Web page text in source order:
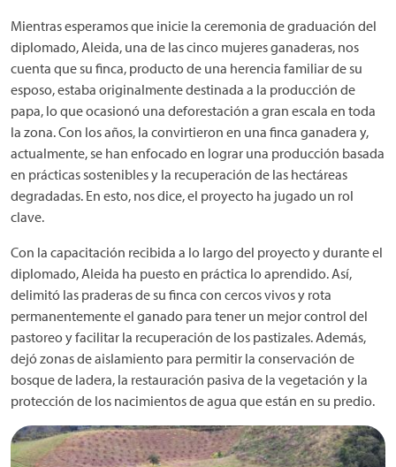
Mientras esperamos que inicie la ceremonia de graduación del
diplomado, Aleida, una de las cinco mujeres ganaderas, nos
cuenta que su finca, producto de una herencia familiar de su
esposo, estaba originalmente destinada a la producción de
papa, lo que ocasionó una deforestación a gran escala en toda
la zona. Con los años, la convirtieron en una finca ganadera y,
actualmente, se han enfocado en lograr una producción basada
en prácticas sostenibles y la recuperación de las hectáreas
degradadas. En esto, nos dice, el proyecto ha jugado un rol
clave.
Con la capacitación recibida a lo largo del proyecto y durante el
diplomado, Aleida ha puesto en práctica lo aprendido. Así,
delimitó las praderas de su finca con cercos vivos y rota
permanentemente el ganado para tener un mejor control del
pastoreo y facilitar la recuperación de los pastizales. Además,
dejó zonas de aislamiento para permitir la conservación de
bosque de ladera, la restauración pasiva de la vegetación y la
protección de los nacimientos de agua que están en su predio.
Imagen